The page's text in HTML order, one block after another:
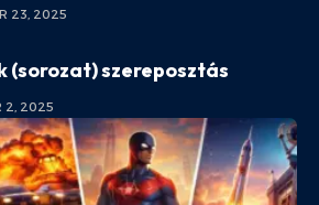
23, 2025
(sorozat) szereposztás
2, 2025